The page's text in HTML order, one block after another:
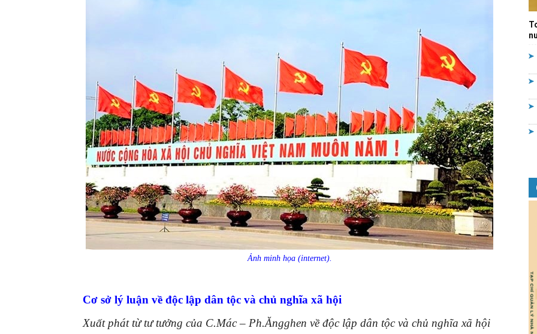
nhà
nước
Ảnh minh họa (internet).
Cơ sở lý luận về độc lập dân tộc và chủ nghĩa xã hội
Xuất phát từ tư tưởng của C.Mác – Ph.Ăngghen về độc lập dân tộc và chủ nghĩa xã hội